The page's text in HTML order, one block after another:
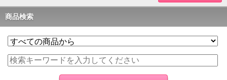
商品検索